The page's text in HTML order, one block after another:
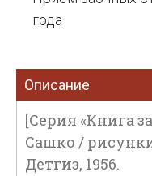
года
Описание
[Серия «Книга
Сашко /
Детгиз, 1956.